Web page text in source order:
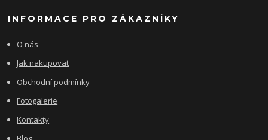
INFORMACE PRO ZÁKAZNÍKY
O nás
Jak nakupovat
Obchodní podmínky
Fotogalerie
Kontakty